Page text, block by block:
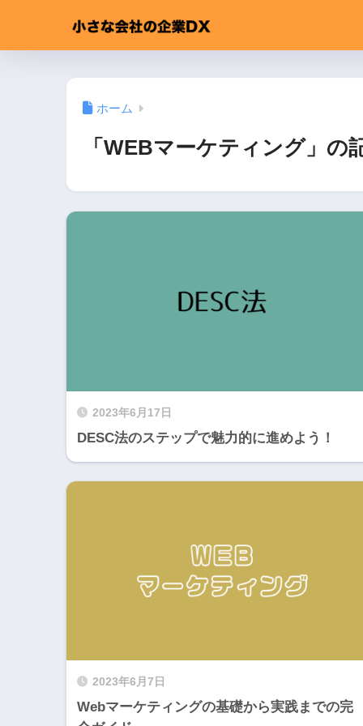
ホーム
「WEBマーケティング」の
2023年6月17日
DESC法のステップで魅力的に進めよう！
2023年6月7日
Webマーケティングの基礎から実践までの完